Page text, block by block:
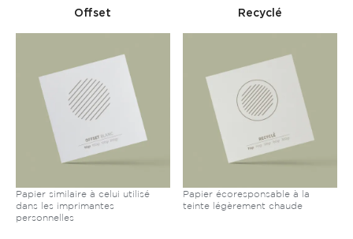
Offset
Papier similaire à celui utilisé
dans les imprimantes
personnelles
Recyclé
Papier écoresponsable à la
teinte légèrement chaude